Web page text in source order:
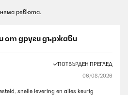
ревюта.
от други държави
ПОТВЪРДЕН ПРЕГЛЕД
06/08/2026
snelle levering en alles keurig